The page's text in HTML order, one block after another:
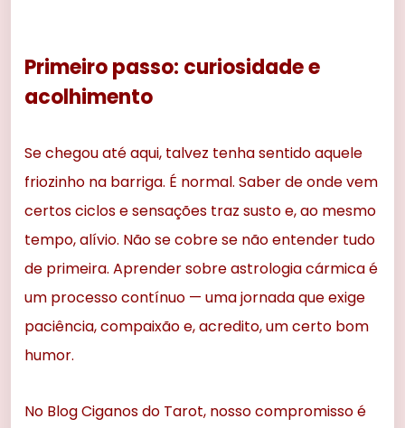
Primeiro passo: curiosidade e
acolhimento
Se chegou até aqui, talvez tenha sentido aquele
friozinho na barriga. É normal. Saber de onde vem
certos ciclos e sensações traz susto e, ao mesmo
tempo, alívio. Não se cobre se não entender tudo
de primeira. Aprender sobre astrologia cármica é
um processo contínuo — uma jornada que exige
paciência, compaixão e, acredito, um certo bom
humor.
No Blog Ciganos do Tarot, nosso compromisso é